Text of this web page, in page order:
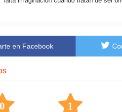
en Facebook
0 1